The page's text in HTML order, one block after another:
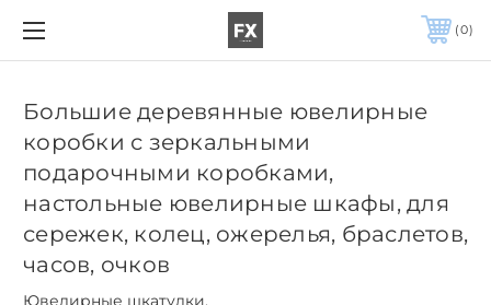
0
Большие деревянные ювелирные
коробки с зеркальными
подарочными коробками,
настольные ювелирные шкафы, для
сережек, колец, ожерелья, браслетов,
часов, очков
Ювелирные шкатулки.